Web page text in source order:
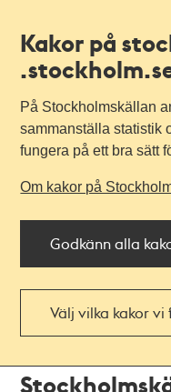
Kakor på
På Stockholmskällan
sammanställa statistik
fungera på ett bra sätt
Om kakor på
Godkänn alla
Välj vilka kakor